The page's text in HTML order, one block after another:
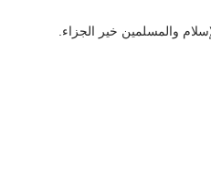
والمسلمين خير الجزاء.